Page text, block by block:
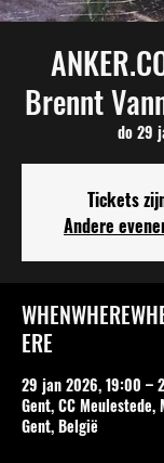
Brennt
do 29
Tickets
Andere
ERE
29 jan 2026, 19:00 –
Gent, CC
Gent, België